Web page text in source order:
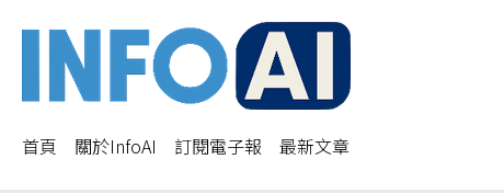
首頁 關於InfoAI 訂閱電子報 最新文章